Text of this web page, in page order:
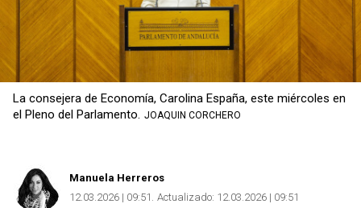
La consejera de Economía, Carolina España, este miércoles en
el Pleno del Parlamento. JOAQUIN CORCHERO
Manuela Herreros
12.03.2026 | 09:51 Actualizado: 12.03.2026 | 09:51